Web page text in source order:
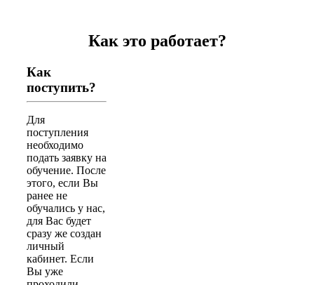
Как это работает?
Как
поступить?
Для
поступления
необходимо
подать заявку на
обучение. После
этого, если Вы
ранее не
обучались у нас,
для Вас будет
сразу же создан
личный
кабинет. Если
Вы уже